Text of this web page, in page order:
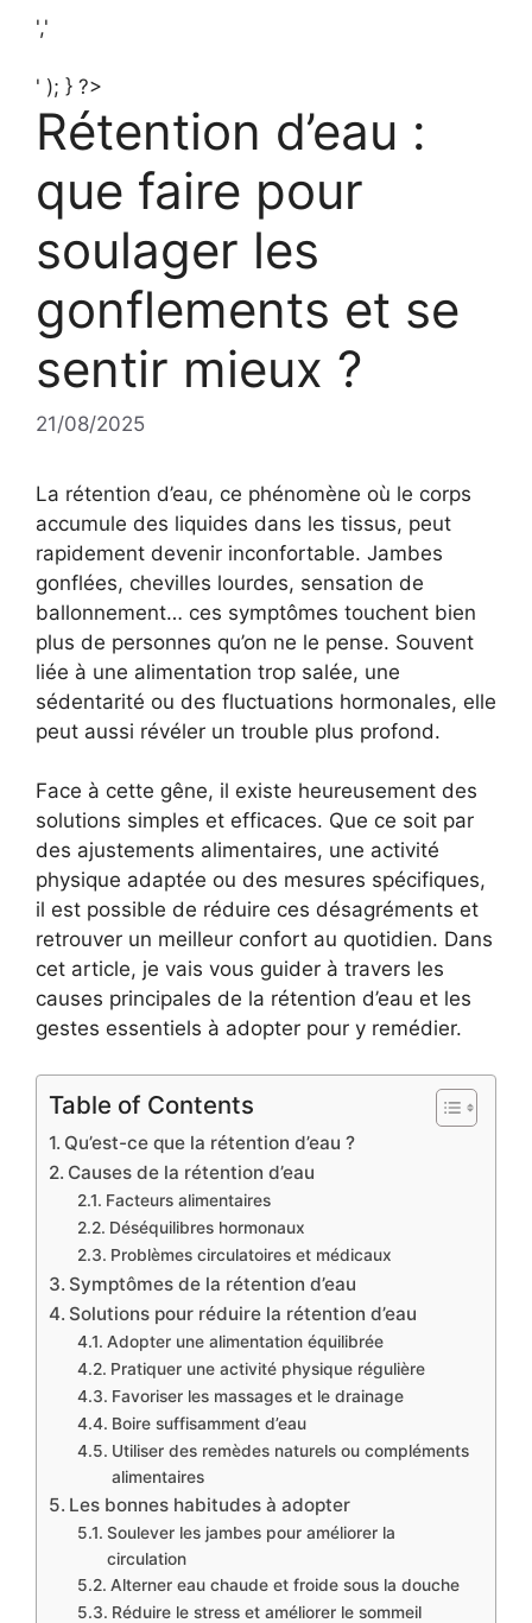
','
' ); } ?>
Rétention d’eau :
que faire pour
soulager les
gonflements et se
sentir mieux ?
21/08/2025
La rétention d’eau, ce phénomène où le corps
accumule des liquides dans les tissus, peut
rapidement devenir inconfortable. Jambes
gonflées, chevilles lourdes, sensation de
ballonnement… ces symptômes touchent bien
plus de personnes qu’on ne le pense. Souvent
liée à une alimentation trop salée, une
sédentarité ou des fluctuations hormonales, elle
peut aussi révéler un trouble plus profond.
Face à cette gêne, il existe heureusement des
solutions simples et efficaces. Que ce soit par
des ajustements alimentaires, une activité
physique adaptée ou des mesures spécifiques,
il est possible de réduire ces désagréments et
retrouver un meilleur confort au quotidien. Dans
cet article, je vais vous guider à travers les
causes principales de la rétention d’eau et les
gestes essentiels à adopter pour y remédier.
Table of Contents
Qu’est-ce que la rétention d’eau ?
Causes de la rétention d’eau
Facteurs alimentaires
Déséquilibres hormonaux
Problèmes circulatoires et médicaux
Symptômes de la rétention d’eau
Solutions pour réduire la rétention d’eau
Adopter une alimentation équilibrée
Pratiquer une activité physique régulière
Favoriser les massages et le drainage
Boire suffisamment d’eau
Utiliser des remèdes naturels ou compléments
alimentaires
Les bonnes habitudes à adopter
Soulever les jambes pour améliorer la
circulation
Alterner eau chaude et froide sous la douche
Réduire le stress et améliorer le sommeil